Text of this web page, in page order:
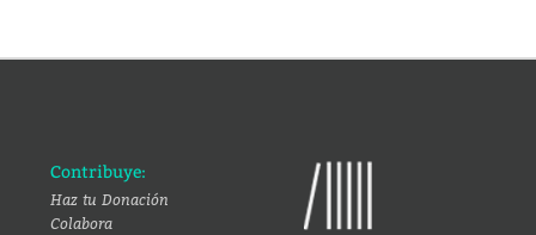
Contribuye:
Haz tu Donación
Colabora